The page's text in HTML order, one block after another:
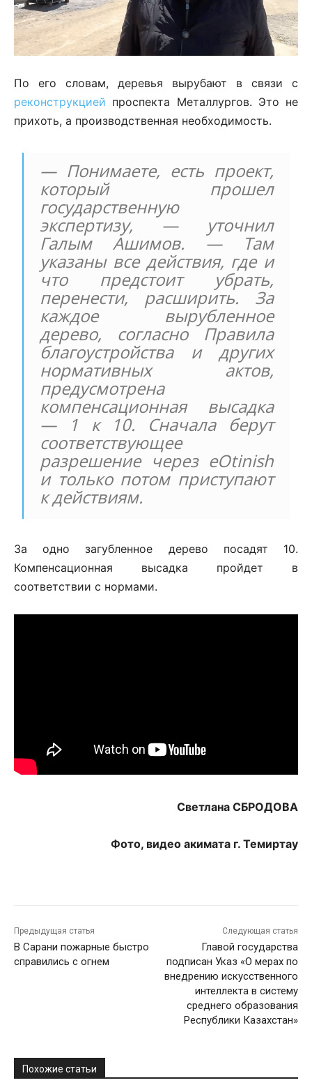
По его словам, деревья вырубают в связи с
реконструкцией проспекта Металлургов. Это не
прихоть, а производственная необходимость.
— Понимаете, есть проект,
который прошел
государственную
экспертизу, — уточнил
Галым Ашимов. — Там
указаны все действия, где и
что предстоит убрать,
перенести, расширить. За
каждое вырубленное
дерево, согласно Правила
благоустройства и других
нормативных актов,
предусмотрена
компенсационная высадка
— 1 к 10. Сначала берут
соответствующее
разрешение через eOtinish
и только потом приступают
к действиям.
За одно загубленное дерево посадят 10.
Компенсационная высадка пройдет в
соответствии с нормами.
Светлана СБРОДОВА
Фото, видео акимата г. Темиртау
Предыдущая статья
В Сарани пожарные быстро
справились с огнем
Следующая статья
Главой государства
подписан Указ «О мерах по
внедрению искусственного
интеллекта в систему
среднего образования
Республики Казахстан»
Похожие статьи